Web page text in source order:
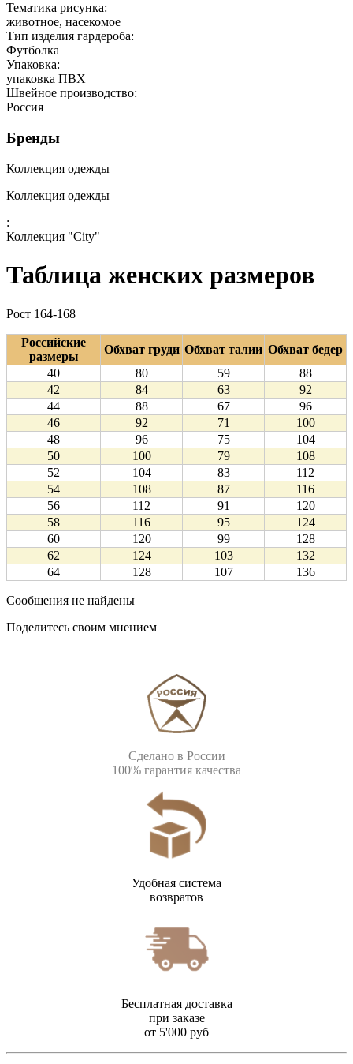
Тематика рисунка:
животное, насекомое
Тип изделия гардероба:
Футболка
Упаковка:
упаковка ПВХ
Швейное производство:
Россия
Бренды
Коллекция одежды
Коллекция одежды
:
Коллекция "City"
Таблица женских размеров
Рост 164-168
Российские
размеры
Обхват груди Обхват талии Обхват бедер
40
80 59
88
42
84 63
92
44
88 67
96
46
92 71
100
48
96 75
104
50
100 79
108
52
104 83
112
54
108 87
116
56
112 91
120
58
116 95
124
60
120 99
128
62
124 103
132
64
128 107 136
Сообщения не найдены
Поделитесь своим мнением
Сделано в России
100% гарантия качества
Удобная система
возвратов
Бесплатная доставка
при заказе
от 5'000 руб